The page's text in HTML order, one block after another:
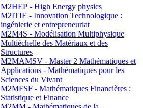
M2HEP - High Energy physics
M2ITIE - Innovation Technologique :
ingénierie et entrepreneuriat
M2M4S - Modélisation Multiphysique
Multiéchelle des Matériaux et des
Structures
M2MAMSV - Master 2 Mathématiques et
Applications - Mathématiques pour les
Sciences du Vivant
M2MFSF - Mathématiques Financières :
Statistique et Finance